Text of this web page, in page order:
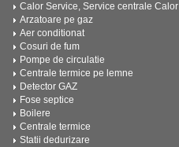
Calor Service, Service centrale Calor
Arzatoare pe gaz
Aer conditionat
Cosuri de fum
Pompe de circulatie
Centrale termice pe lemne
Detector GAZ
Fose septice
Boilere
Centrale termice
Statii dedurizare